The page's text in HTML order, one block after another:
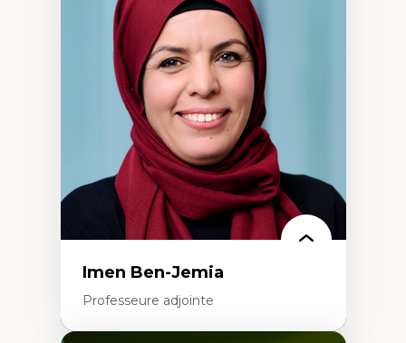
Imen Ben-Jemia
Professeure adjointe